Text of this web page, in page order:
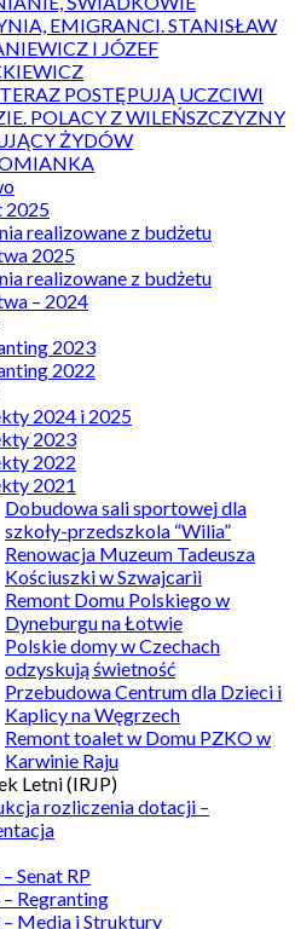
EMIGRANCI. STANISŁAW
I JÓZEF
POSTĘPUJĄ UCZCIWI
POLACY Z WILEŃSZCZYZNY
ŻYDÓW
2025
realizowane z budżetu
2025
realizowane z budżetu
– 2024
2023
2022
2024 i 2025
2023
2022
2021
Dobudowa sali sportowej dla
szkoły-przedszkola “Wilia”
Renowacja Muzeum Tadeusza
Kościuszki w Szwajcarii
Remont Domu Polskiego w
Dyneburgu na Łotwie
Polskie domy w Czechach
odzyskują świetność
Przebudowa Centrum dla Dzieci i
Kaplicy na Węgrzech
Remont toalet w Domu PZKO w
Karwinie Raju
Letni (IRJP)
rozliczenia dotacji –
Senat RP
Regranting
– Media i Struktury